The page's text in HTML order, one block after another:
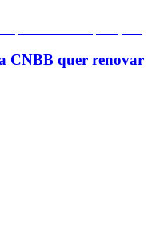
CNBB quer renovar